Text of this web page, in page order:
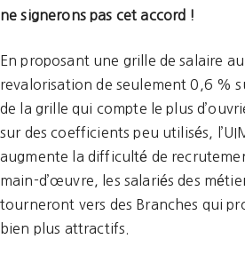
ne signerons pas cet accord !
En proposant une grille de salaire
revalorisation de seulement 0,6 %
de la grille qui compte le plus
sur des coefficients peu utilisés,
augmente la difficulté de
main-d’œuvre, les salariés des
tourneront vers des Branches qui
bien plus attractifs.